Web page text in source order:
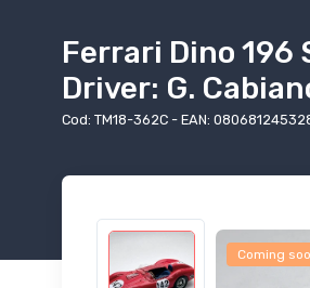
Ferrari Dino 196
Driver: G.
Cod: TM18-362C - EAN:
Coming